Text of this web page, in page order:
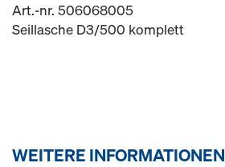
Art.-nr. 506068005
Seillasche D3/500 komplett
WEITERE INFORMATIONEN